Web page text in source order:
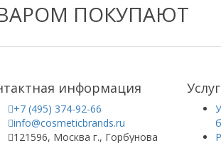
ПОКУПАЮТ
информация
+7 (495) 374-92-66
info@cosmeticbrands.ru
121596, Москва г., Горбунова